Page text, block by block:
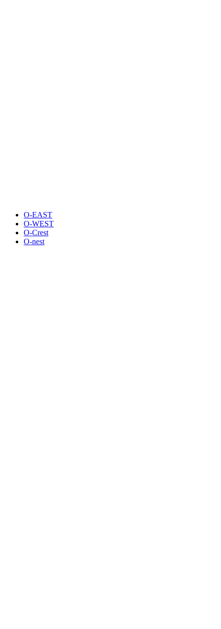
O-EAST
O-WEST
O-Crest
O-nest